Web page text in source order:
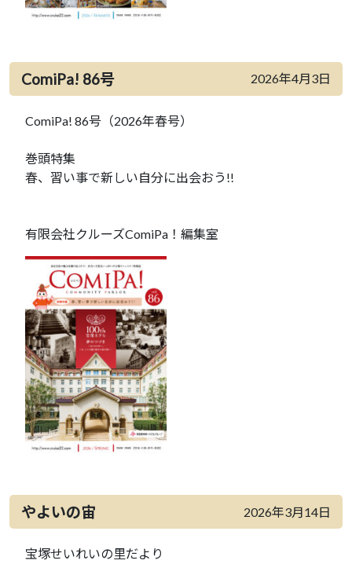
ComiPa! 86号 2026年4月3日
ComiPa! 86号（2026年春号）
巻頭特集
春、習い事で新しい自分に出会おう!!
有限会社クルーズComiPa！編集室
やよいの宙 2026年3月14日
宝塚せいれいの里だより